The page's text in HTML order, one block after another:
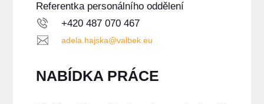
Referentka personálního oddělení
+420 487 070 467
adela.hajska@valbek.eu
NABÍDKA PRÁCE